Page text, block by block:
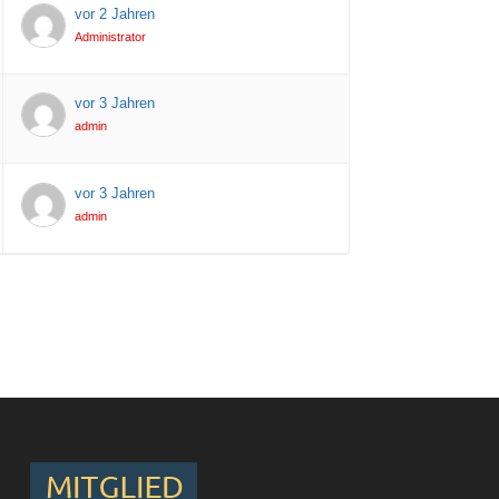
vor 2 Jahren
Administrator
vor 3 Jahren
admin
vor 3 Jahren
admin